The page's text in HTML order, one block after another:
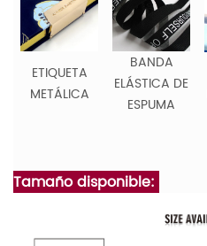
ETIQUETA
METÁLICA
BANDA
ELÁSTICA DE
ESPUMA
Tamaño disponible: